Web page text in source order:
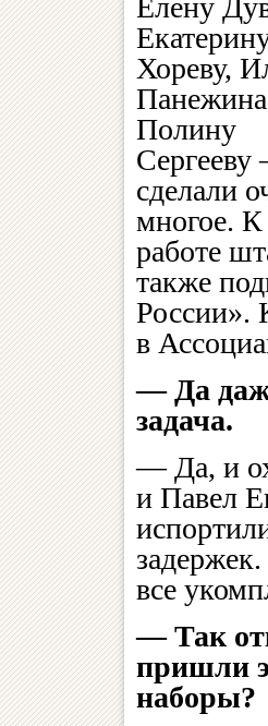
Елену
Хореву,
Полину
сделали
многое. К
работе
также
России».
в
— Да
задача.
— Да, и
и Павел
все
— Так
пришли
наборы?